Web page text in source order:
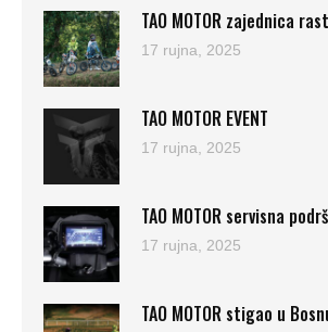
TAO MOTOR zajednica
17 rujna, 2025
TAO MOTOR EVENT
17 rujna, 2025
TAO MOTOR servisna
17 rujna, 2025
TAO MOTOR stigao u